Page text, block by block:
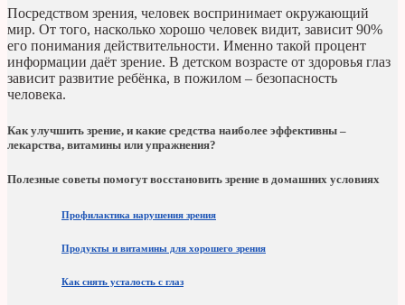
Посредством зрения, человек воспринимает окружающий
мир. От того, насколько хорошо человек видит, зависит 90%
его понимания действительности. Именно такой процент
информации даёт зрение. В детском возрасте от здоровья глаз
зависит развитие ребёнка, в пожилом – безопасность
человека.
Как улучшить зрение, и какие средства наиболее эффективны –
лекарства, витамины или упражнения?
Полезные советы помогут восстановить зрение в домашних условиях
Профилактика нарушения зрения
Продукты и витамины для хорошего зрения
Как снять усталость с глаз